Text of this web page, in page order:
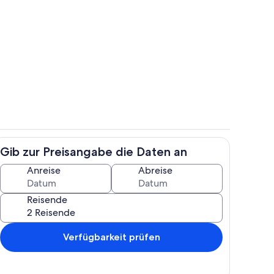
Eigene Küche
Gib zur Preisangabe die Daten an
Anreise Abreise
Reisende
Verfügbarkeit prüfen